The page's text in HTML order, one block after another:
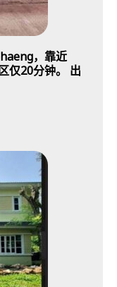
，靠近
仅20分钟。 出